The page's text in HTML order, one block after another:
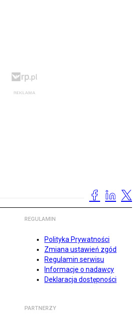
REGULAMIN
Polityka Prywatności
Zmiana ustawień zgód
Regulamin serwisu
Informacje o nadawcy
Deklaracja dostępności
PARTNERZY